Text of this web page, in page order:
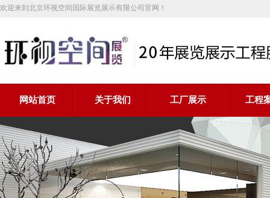
欢迎来到北京环视空间国际展览展示有限公司官网！
网站首页 关于我们 工厂展示 工程